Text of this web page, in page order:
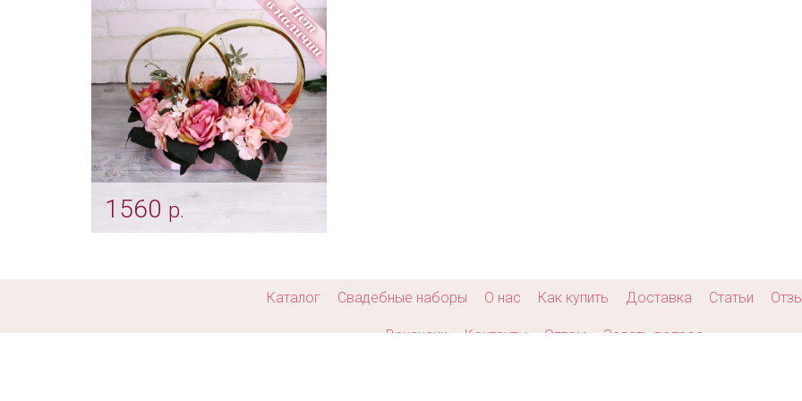
мишки
Арт: mel_0025
1560 р.
Каталог Свадебные наборы О нас Как купить Доставка Статьи
Вакансии Контакты Оптом Задать вопрос